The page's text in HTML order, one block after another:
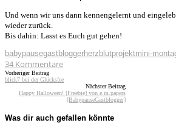
Und wenn wir uns dann kennengelernt und
wieder zurück.
Bis dahin: Lasst es Euch gut gehen!
babypausegastbloggerherzblutprojektmini-
34 Kommentare
Vorheriger Beitrag
blick7 bei der Glücksfee
Nächster Beitrag
Happy Halloween! [Freebie] von e.m.papers
[BabypauseGastblogger]
Was dir auch gefallen könnte